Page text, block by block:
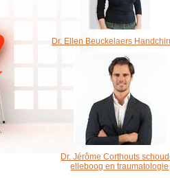
Dr. Ellen Beuckelaers
Dr. Jérôme Corthouts
elleboog en traumatologie